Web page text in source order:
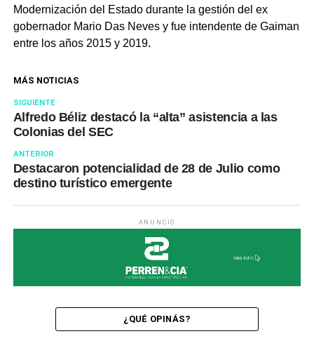
Modernización del Estado durante la gestión del ex
gobernador Mario Das Neves y fue intendente de Gaiman
entre los años 2015 y 2019.
MÁS NOTICIAS
SIGUIENTE
Alfredo Béliz destacó la “alta” asistencia a las
Colonias del SEC
ANTERIOR
Destacaron potencialidad de 28 de Julio como
destino turístico emergente
ANUNCIO
¿QUÉ OPINÁS?